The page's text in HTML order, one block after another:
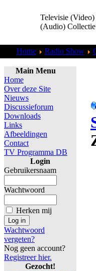
Televisie
(Audio) Collectie
Home Radio Show
Main Menu
Home
Over deze Site
Nieuws
Discussieforum
Downloads
Links
Afbeeldingen
Contact
TV Programma DB
Login
Gebruikersnaam
Wachtwoord
Herken mij
Wachtwoord
vergeten?
Nog geen account?
Registreer hier.
Gezocht!